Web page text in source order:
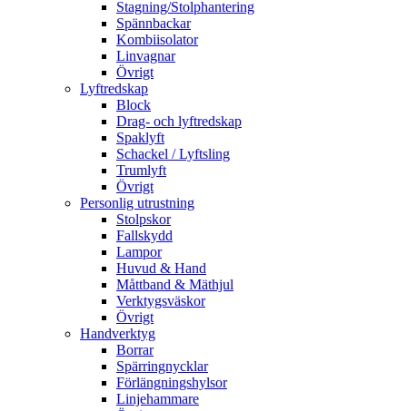
Stagning/Stolphantering
Spännbackar
Kombiisolator
Linvagnar
Övrigt
Lyftredskap
Block
Drag- och lyftredskap
Spaklyft
Schackel / Lyftsling
Trumlyft
Övrigt
Personlig utrustning
Stolpskor
Fallskydd
Lampor
Huvud & Hand
Måttband & Mäthjul
Verktygsväskor
Övrigt
Handverktyg
Borrar
Spärringnycklar
Förlängningshylsor
Linjehammare